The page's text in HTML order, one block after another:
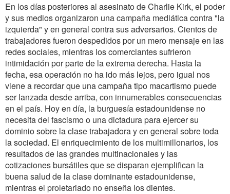
En los días posteriores al asesinato de Charlie Kirk, el poder
y sus medios organizaron una campaña mediática contra "la
izquierda" y en general contra sus adversarios. Cientos de
trabajadores fueron despedidos por un mero mensaje en las
redes sociales, mientras los comerciantes sufrieron
intimidación por parte de la extrema derecha. Hasta la
fecha, esa operación no ha ido más lejos, pero igual nos
viene a recordar que una campaña tipo macartismo puede
ser lanzada desde arriba, con innumerables consecuencias
en el país. Hoy en día, la burguesía estadounidense no
necesita del fascismo o una dictadura para ejercer su
dominio sobre la clase trabajadora y en general sobre toda
la sociedad. El enriquecimiento de los multimillonarios, los
resultados de las grandes multinacionales y las
cotizaciones bursátiles que se disparan ejemplifican la
buena salud de la clase dominante estadounidense,
mientras el proletariado no enseña los dientes.